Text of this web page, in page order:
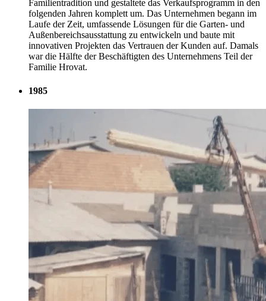
Familientradition und gestaltete das Verkaufsprogramm in den
folgenden Jahren komplett um. Das Unternehmen begann im
Laufe der Zeit, umfassende Lösungen für die Garten- und
Außenbereichsausstattung zu entwickeln und baute mit
innovativen Projekten das Vertrauen der Kunden auf. Damals
war die Hälfte der Beschäftigten des Unternehmens Teil der
Familie Hrovat.
1985